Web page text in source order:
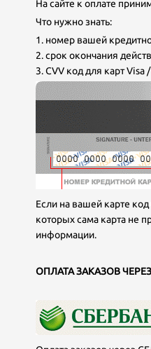
На сайте к оплате
Что нужно знать:
1. номер вашей
2. cрок окончания
3. CVV код для карт
Если на вашей карте код
которых сама карта не
информации.
ОПЛАТА ЗАКАЗОВ